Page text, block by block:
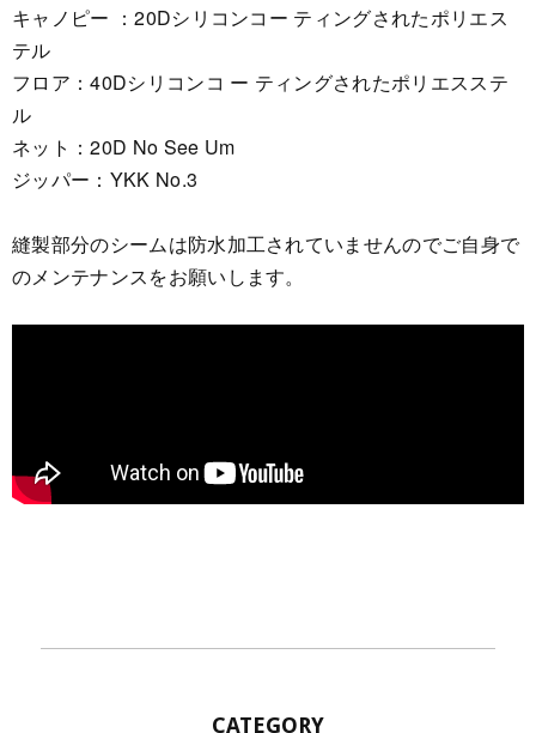
キャノピー ：20Dシリコンコー ティングされたポリエス
テル
フロア：40Dシリコンコ ー ティングされたポリエスステ
ル
ネット：20D No See Um
ジッパー：YKK No.3
縫製部分のシームは防水加工されていませんのでご自身で
のメンテナンスをお願いします。
CATEGORY